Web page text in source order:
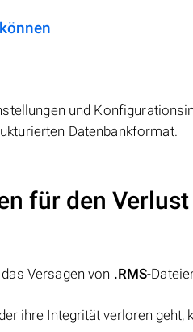
und
Datenbankformat.
für den
Versagen von .RMS-
ihre Integrität verloren geht,